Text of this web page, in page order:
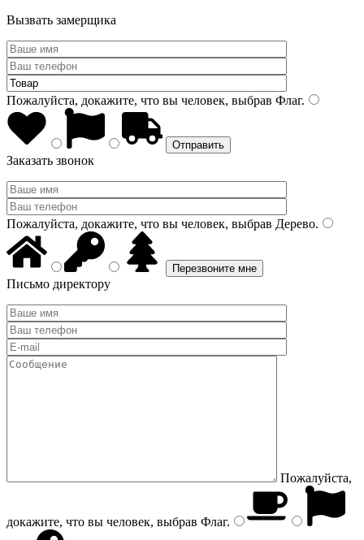
Вызвать замерщика
Пожалуйста, докажите, что вы человек, выбрав Флаг.
Заказать звонок
Пожалуйста, докажите, что вы человек, выбрав Дерево.
Письмо директору
Пожалуйста,
докажите, что вы человек, выбрав Флаг.